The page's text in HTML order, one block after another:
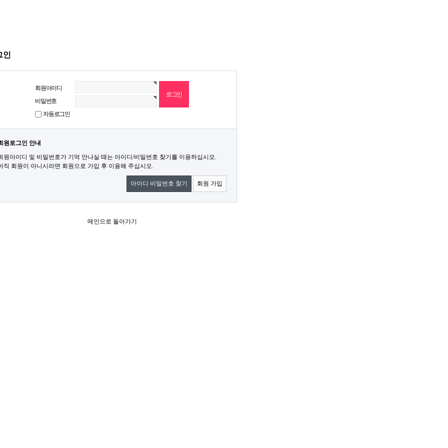
인
회원아이디
비밀번호
자동로그인
원로그인 안내
원아이디 및 비밀번호가 기억 안나실 때는 아이디/비밀번호 찾기를 이용하십시오.
직 회원이 아니시라면 회원으로 가입 후 이용해 주십시오.
아이디 비밀번호 찾기 회원 가입
메인으로 돌아가기